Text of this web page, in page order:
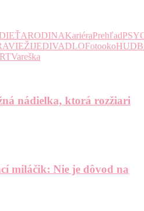
RODINAKariéraPrehľad
ŽIJEDIVADLOFotooko
Vareška
nádielka, ktorá rozžiari
miláčik: Nie je dôvod na